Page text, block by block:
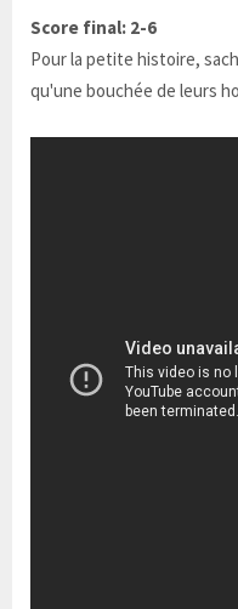
Score final: 2-6
Pour la petite histoire,
qu'une bouchée de leurs